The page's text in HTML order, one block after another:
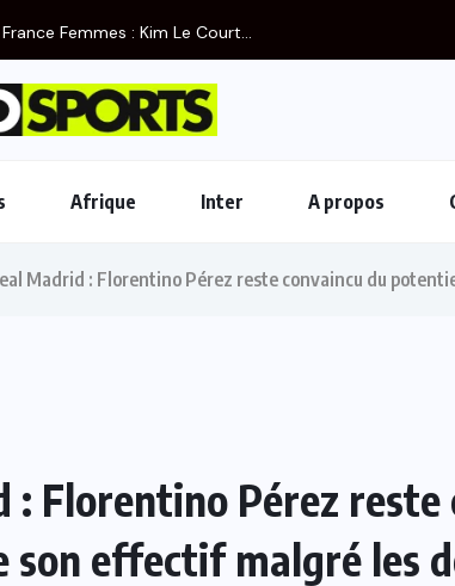
Afrique Inter A propos
Madrid : Florentino Pérez reste convaincu du
: Florentino Pérez reste
son effectif malgré les